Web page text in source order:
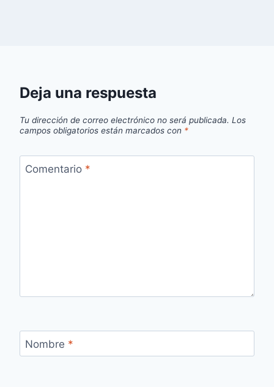
Deja una respuesta
Tu dirección de correo electrónico no será publicada. Los
campos obligatorios están marcados con *
Comentario *
Nombre *